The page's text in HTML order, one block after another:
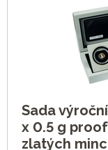
Sada
x 0.5 g
zlatých